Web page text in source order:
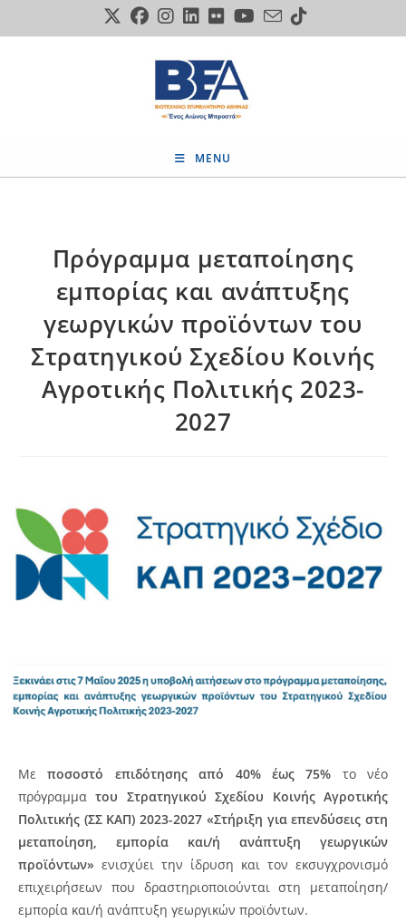
to
MENU
Πρόγραμμα μεταποίησης
εμπορίας και ανάπτυξης
γεωργικών προϊόντων του
Στρατηγικού Σχεδίου Κοινής
Αγροτικής Πολιτικής 2023-
2027
Μεποσοστό επιδότησης από 40% έως 75% το νέο
πρόγραμματου Στρατηγικού Σχεδίου Κοινής Αγροτικής
Πολιτικής (ΣΣ ΚΑΠ) 2023-2027 «Στήριξη για επενδύσεις στη
μεταποίηση, εμπορία και/ή ανάπτυξη γεωργικών
προϊόντων» ενισχύει την ίδρυση και τον εκσυγχρονισμό
επιχειρήσεων που δραστηριοποιούνται στη μεταποίηση/
εμπορία και/ή ανάπτυξη γεωργικών προϊόντων.